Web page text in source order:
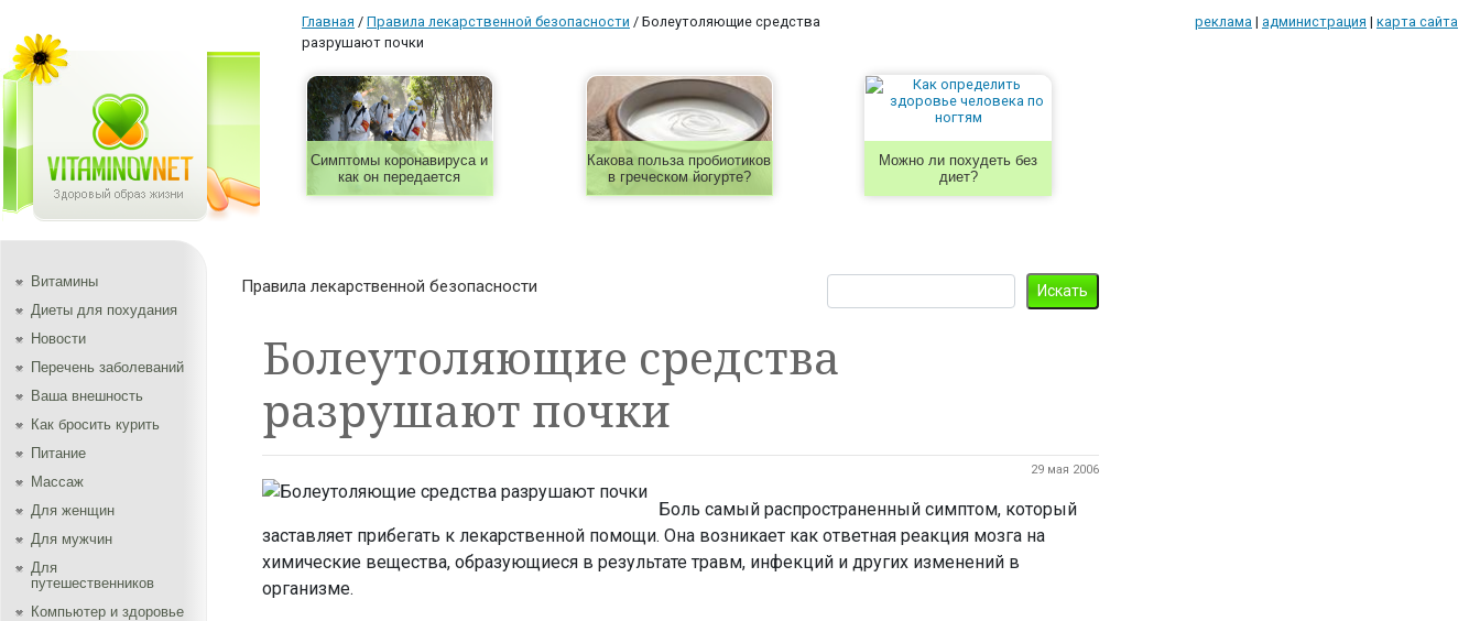
Главная / Правила лекарственной безопасности / Болеутоляющие средства
разрушают почки
реклама | администрация | карта сайта
Симптомы коронавируса и
как он передается
Какова польза пробиотиков
в греческом йогурте?
Можно ли похудеть без
диет?
Витамины
Диеты для похудания
Новости
Перечень заболеваний
Ваша внешность
Как бросить курить
Питание
Массаж
Для женщин
Для мужчин
Для
путешественников
Компьютер и здоровье
Правила лекарственной безопасности
Болеутоляющие средства
разрушают почки
29 мая 2006
Боль самый распространенный симптом, который
заставляет прибегать к лекарственной помощи. Она возникает как ответная реакция мозга на
химические вещества, образующиеся в результате травм, инфекций и других изменений в
организме.